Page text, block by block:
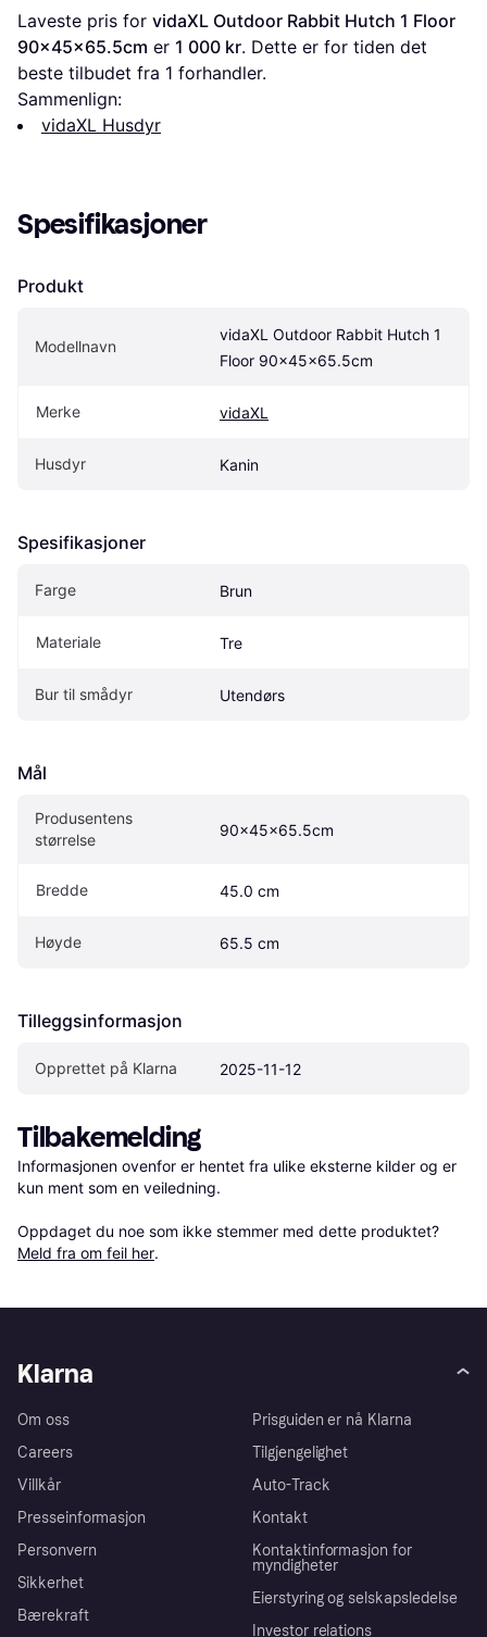
Laveste pris for vidaXL Outdoor Rabbit Hutch 1 Floor
90x45x65.5cm er 1 000 kr. Dette er for tiden det
beste tilbudet fra 1 forhandler.
Sammenlign:
vidaXL Husdyr
Spesifikasjoner
Produkt
Modellnavn
vidaXL Outdoor Rabbit Hutch 1
Floor 90x45x65.5cm
Merke vidaXL
Husdyr Kanin
Spesifikasjoner
Farge Brun
Materiale Tre
Bur til smådyr Utendørs
Mål
Produsentens
størrelse
90x45x65.5cm
Bredde 45.0 cm
Høyde 65.5 cm
Tilleggsinformasjon
Opprettet på Klarna 2025-11-12
Tilbakemelding
Informasjonen ovenfor er hentet fra ulike eksterne kilder og er
kun ment som en veiledning.
Oppdaget du noe som ikke stemmer med dette produktet?
Meld fra om feil her.
Klarna
Om oss
Careers
Villkår
Presseinformasjon
Personvern
Sikkerhet
Bærekraft
Prisguiden er nå Klarna
Tilgjengelighet
Auto-Track
Kontakt
Kontaktinformasjon for
myndigheter
Eierstyring og selskapsledelse
Investor relations